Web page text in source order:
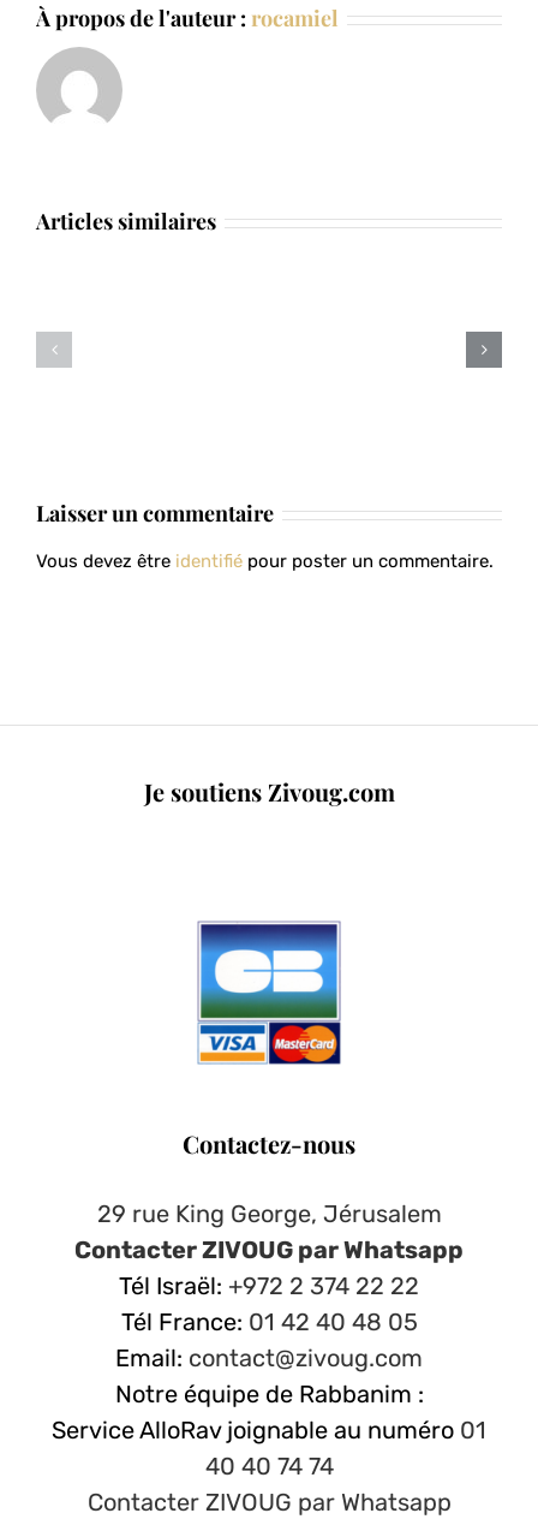
À propos de l'auteur : rocamiel
Articles similaires
Laisser un commentaire
Vous devez être identifié pour poster un commentaire.
Je soutiens Zivoug.com
Contactez-nous
29 rue King George, Jérusalem
Contacter ZIVOUG par Whatsapp
Tél Israël: +972 2 374 22 22
Tél France: 01 42 40 48 05
Email: contact@zivoug.com
Notre équipe de Rabbanim :
Service AlloRav joignable au numéro 01
40 40 74 74
Contacter ZIVOUG par Whatsapp